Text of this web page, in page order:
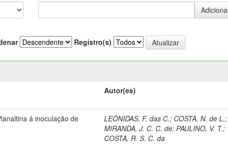
Registro(s)
Autor(es)
á inoculação de
LEÔNIDAS, F. das C.; COSTA, N. de L.;
MIRANDA, J. C. C. de;PAULINO, V. T.;
COSTA, R. S. C. da